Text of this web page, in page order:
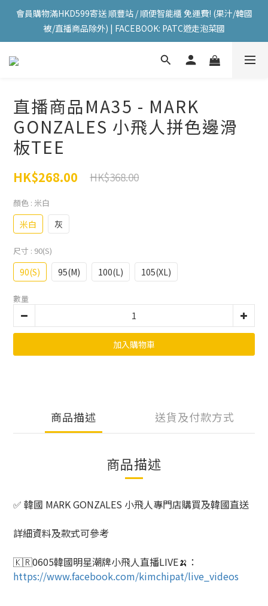
會員購物滿HKD599寄送 順豐站 / 順便智能櫃 免運費! (果汁/韓國
被/直播商品除外) | FACEBOOK: PATC遊走泡菜國
會員購物滿HKD599寄送 順豐站 / 順便智能櫃 免運費! (果汁/韓國
被/直播商品除外) | FACEBOOK: PATC遊走泡菜國
每星期韓國直送香港 🇰🇷🛫🇭🇰  | 即加IG留意最新優惠! ID:
會員購物滿HKD599寄送 順豐站 / 順便智能櫃 免運費! (果汁/韓國
被/直播商品除外) | FACEBOOK: PATC遊走泡菜國
直播商品MA35 - MARK
GONZALES 小飛人拼色邊滑
板TEE
HK$268.00 HK$368.00
顏色 : 米白
米白 灰
尺寸 : 90(S)
90(S) 95(M) 100(L) 105(XL)
數量
加入購物車
商品描述 送貨及付款方式
商品描述
✅ 韓國 MARK GONZALES 小飛人專門店購買及韓國直送
詳細資料及款式可參考
🇰🇷0605韓國明星潮牌小飛人直播LIVE🍌 ：
https://www.facebook.com/kimchipat/live_videos